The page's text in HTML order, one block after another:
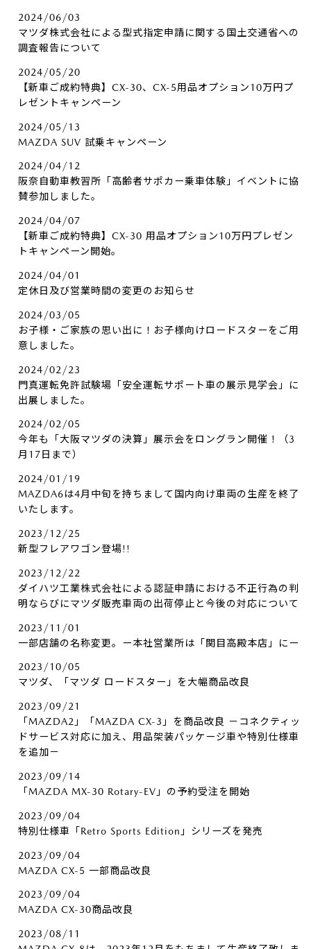
2024/06/03
マツダ株式会社による型式指定申請に関する国土交通省への
調査報告について
2024/05/20
【新車ご成約特典】CX-30、CX-5用品オプション10万円プ
レゼントキャンペーン
2024/05/13
MAZDA SUV 試乗キャンペーン
2024/04/12
阪奈自動車教習所「高齢者サポカー乗車体験」イベントに協
賛参加しました。
2024/04/07
【新車ご成約特典】CX-30 用品オプション10万円プレゼン
トキャンペーン開始。
2024/04/01
定休日及び営業時間の変更のお知らせ
2024/03/05
お子様・ご家族の思い出に！お子様向けロードスターをご用
意しました。
2024/02/23
門真運転免許試験場「安全運転サポート車の展示見学会」に
出展しました。
2024/02/05
今年も「大阪マツダの決算」展示会をロングラン開催！（3
月17日まで）
2024/01/19
MAZDA6は4月中旬を持ちまして国内向け車両の生産を終了
いたします。
2023/12/25
新型フレアワゴン登場!!
2023/12/22
ダイハツ工業株式会社による認証申請における不正行為の判
明ならびにマツダ販売車両の出荷停止と今後の対応について
2023/11/01
一部店舗の名称変更。ー本社営業所は「関目高殿本店」にー
2023/10/05
マツダ、「マツダ ロードスター」を大幅商品改良
2023/09/21
「MAZDA2」「MAZDA CX-3」を商品改良 －コネクティッ
ドサービス対応に加え、用品架装パッケージ車や特別仕様車
を追加－
2023/09/14
「MAZDA MX-30 Rotary-EV」の予約受注を開始
2023/09/04
特別仕様車「Retro Sports Edition」シリーズを発売
2023/09/04
MAZDA CX-5 一部商品改良
2023/09/04
MAZDA CX-30商品改良
2023/08/11